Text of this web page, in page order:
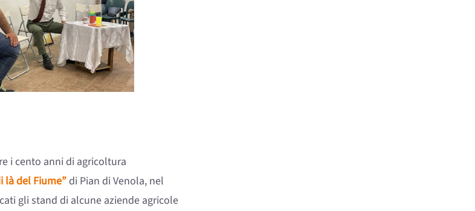
i cento anni di agricoltura
là del Fiume”di Pian di Venola, nel
gli stand di alcune aziende agricole